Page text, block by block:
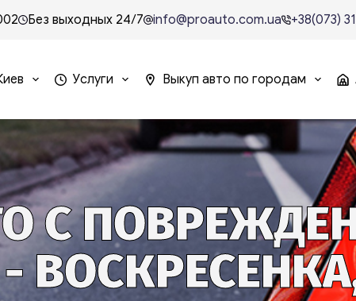
Без выходных 24/7 info@proauto.com.ua +38(073)
Услуги Выкуп авто по городам
С
-